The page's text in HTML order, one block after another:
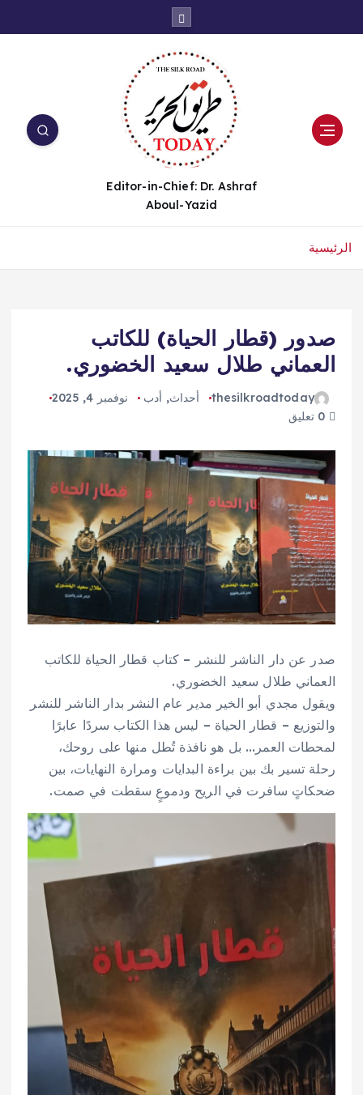
ت
Editor-in-Chief: Dr. Ashraf
Aboul-Yazid
الرئيسية
صدور (قطار الحياة) للكاتب
العماني طلال سعيد الخضوري.
thesilkroadtoday أحداث, أدب
نوفمبر 4, 2025
صدر عن دار الناشر للنشر – كتاب قطار الحياة للكاتب
العماني طلال سعيد الخضوري.
ويقول مجدي أبو الخير مدير عام النشر بدار الناشر للنشر
والتوزيع – قطار الحياة – ليس هذا الكتاب سردًا عابرًا
لمحطات العمر… بل هو نافذة تُطل منها على روحك،
رحلة تسير بك بين براءة البدايات ومرارة النهايات، بين
ضحكاتٍ سافرت في الريح ودموعٍ سقطت في صمت.